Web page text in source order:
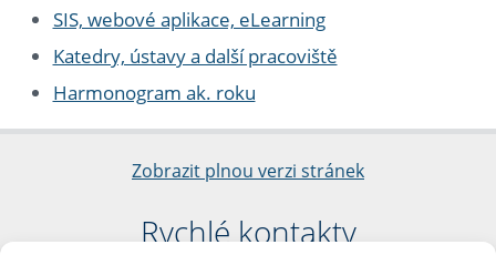
SIS, webové aplikace, eLearning
Katedry, ústavy a další pracoviště
Harmonogram ak. roku
Zobrazit plnou verzi stránek
Rychlé kontakty